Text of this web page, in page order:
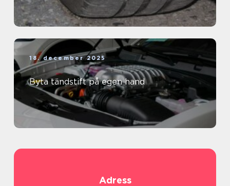
18. december 2025
Byta tändstift på egen hand
Adress